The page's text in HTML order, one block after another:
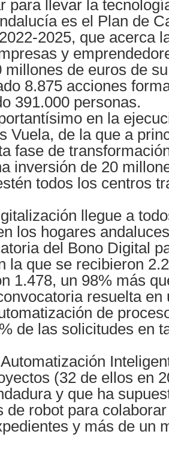
para llevar la
es el Plan de
2025, que acerca
y
millones de euros de
8.875 acciones
391.000 personas.
en la
Vuela, de la que a
fase de
inversión de 20
todos los centros
llegue a
los hogares
del Bono Digital
la que se recibieron
1.478, un 98% más
resuelta en
de
de las solicitudes en
(32 de ellos en
y que ha
de robot para
y más de un